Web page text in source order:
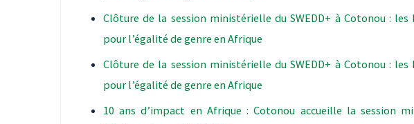
Clôture de la session ministérielle du SWEDD+ à Cotonou :
pour l’égalité de genre en Afrique
Clôture de la session ministérielle du SWEDD+ à Cotonou :
pour l’égalité de genre en Afrique
10 ans d’impact en Afrique : Cotonou accueille la session